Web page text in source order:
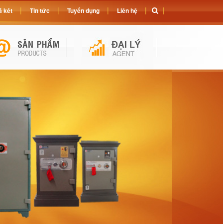
két Tin tức Tuyển dụng Liên hệ